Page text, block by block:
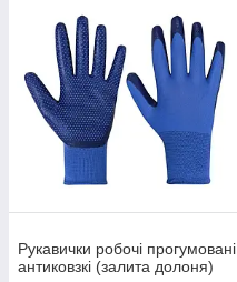
Рукавички робочі прогумовані
антиковзкі (залита долоня)